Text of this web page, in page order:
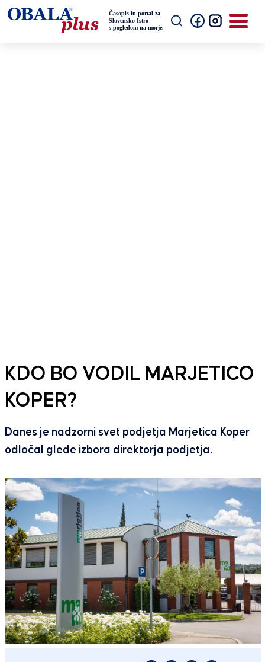
KDO BO VODIL MARJETICO
KOPER?
Danes je nadzorni svet podjetja Marjetica Koper
odločal glede izbora direktorja podjetja.